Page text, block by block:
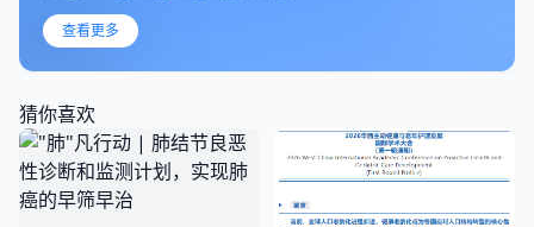
查看更多
猜你喜欢